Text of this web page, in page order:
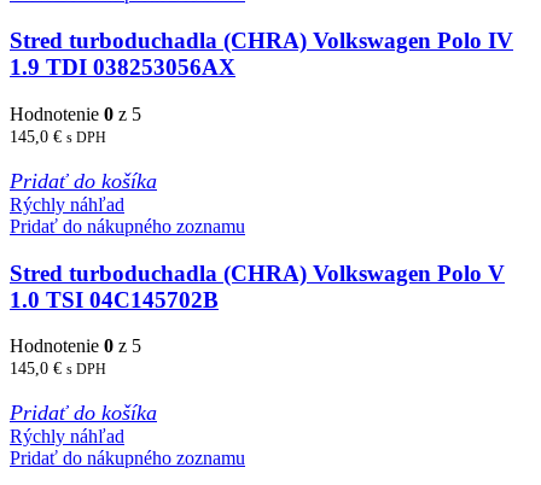
Stred turboduchadla (CHRA) Volkswagen Polo IV
1.9 TDI 038253056AX
Hodnotenie 0 z 5
145,0 € s DPH
Pridať do košíka
Rýchly náhľad
Pridať do nákupného zoznamu
Stred turboduchadla (CHRA) Volkswagen Polo V
1.0 TSI 04C145702B
Hodnotenie 0 z 5
145,0 € s DPH
Pridať do košíka
Rýchly náhľad
Pridať do nákupného zoznamu